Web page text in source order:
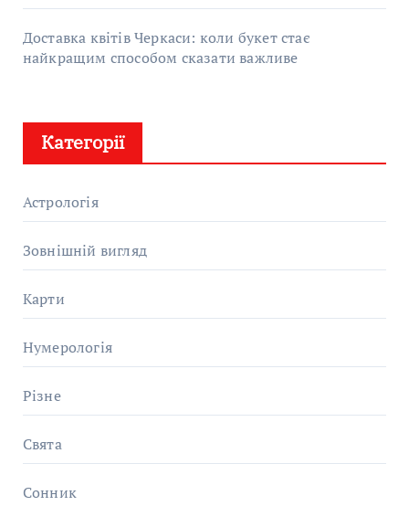
Доставка квітів Черкаси: коли букет стає
найкращим способом сказати важливе
Категорії
Астрологія
Зовнішній вигляд
Карти
Нумерологія
Різне
Свята
Сонник